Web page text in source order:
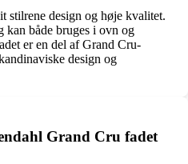
stilrene design og høje kvalitet.
kan både bruges i ovn og
er en del af Grand Cru-
design og
Grand Cru fadet